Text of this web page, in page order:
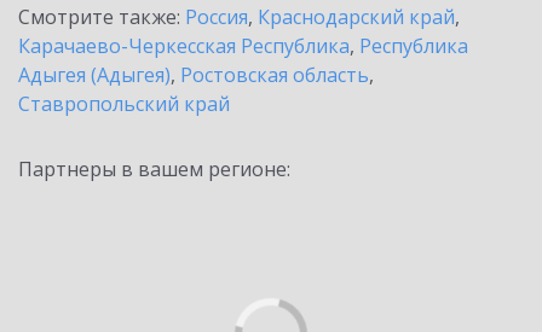
Смотрите также: Россия, Краснодарский край,
Карачаево-Черкесская Республика, Республика
Адыгея (Адыгея), Ростовская область,
Ставропольский край
Партнеры в вашем регионе: